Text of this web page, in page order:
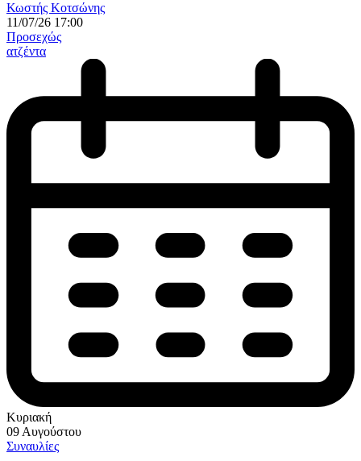
Κωστής Κοτσώνης
11/07/26 17:00
Προσεχώς
ατζέντα
Κυριακή
09 Αυγούστου
Συναυλίες